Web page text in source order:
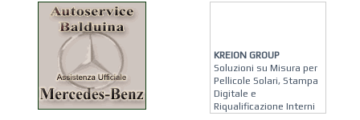
KREION GROUP
Soluzioni su Misura per
Pellicole Solari, Stampa
Digitale e
Riqualificazione Interni